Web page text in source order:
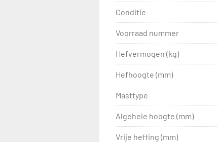
Conditie
Voorraad nummer
Hefvermogen (kg)
Hefhoogte (mm)
Masttype
Algehele hoogte (mm)
Vrije heffing (mm)